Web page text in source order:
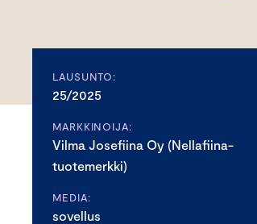
LAUSUNTO:
25/2025
MARKKINOIJA:
Vilma Josefiina Oy (Nellafiina-
tuotemerkki)
MEDIA:
sovellus